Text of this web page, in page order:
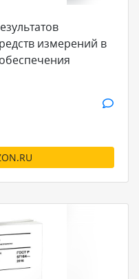
измерений в